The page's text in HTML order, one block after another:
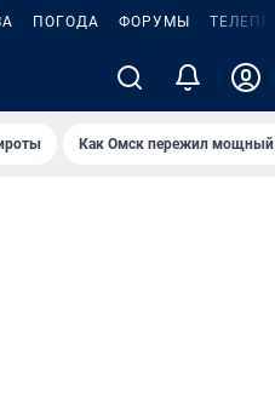
ПОГОДА ФОРУМЫ
Как Омск пережил мощный